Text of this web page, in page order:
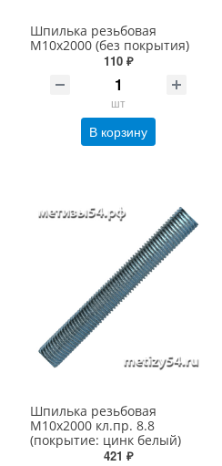
Шпилька резьбовая
М10х2000 (без покрытия)
110 ₽
шт
В корзину
Шпилька резьбовая
М10х2000 кл.пр. 8.8
(покрытие: цинк белый)
421 ₽